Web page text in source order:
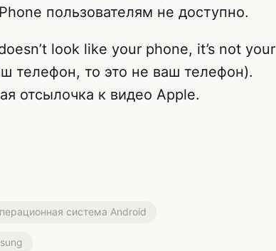
пользователям не доступно.
look like your phone, it’s not your
телефон, то это не ваш телефон).
отсылочка к видео Apple.
система Android